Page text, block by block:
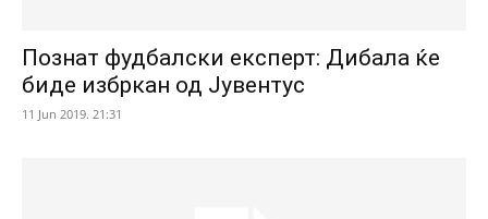
Познат фудбалски експерт: Дибала ќе
биде избркан од Јувентус
11 Jun 2019. 21:31